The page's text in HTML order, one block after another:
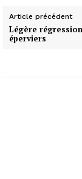
Article précédent
Légère
éperviers